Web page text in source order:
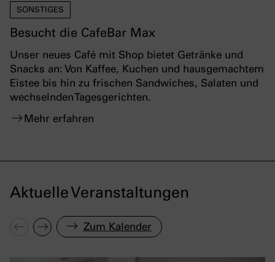
SONSTIGES
Besucht die CafeBar Max
Unser neues Café mit Shop bietet Getränke und
Snacks an: Von Kaffee, Kuchen und hausgemachtem
Eistee bis hin zu frischen Sandwiches, Salaten und
wechselnden Tagesgerichten.
Mehr erfahren
Aktuelle Veranstaltungen
Zum Kalender